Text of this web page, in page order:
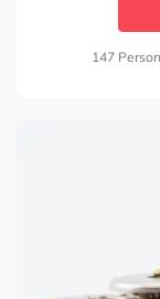
147